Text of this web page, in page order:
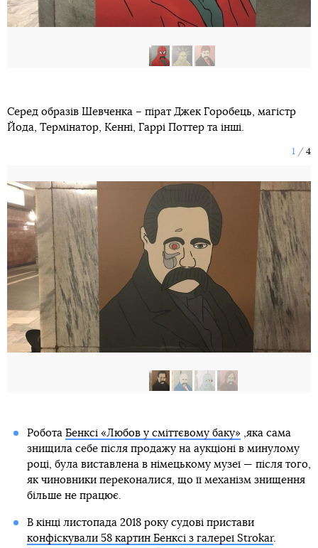
Серед образів Шевченка – пірат Джек Горобець, магістр
Йода, Термінатор, Кенні, Гаррі Поттер та інші.
1 4
Робота Бенксі «Любов у сміттєвому баку»,яка сама
знищила себе після продажу на аукціоні в минулому
році, була виставлена в німецькому музеї — після того,
як чиновники переконалися, що її механізм знищення
більше не працює.
В кінці листопада 2018 року судові пристави
конфіскували 58 картин Бенксі з галереї Strokar.